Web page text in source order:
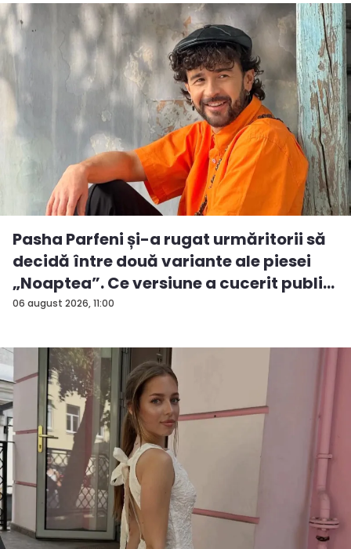
06 august 2026, 11:00
Pasha Parfeni și-a rugat urmăritorii să
decidă între două variante ale piesei
„Noaptea”. Ce versiune a cucerit publi...